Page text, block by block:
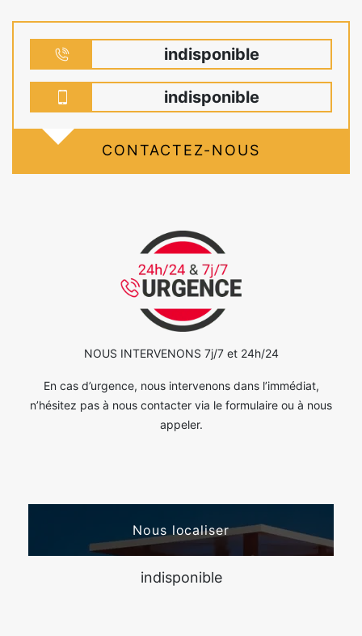
indisponible
indisponible
CONTACTEZ-NOUS
NOUS INTERVENONS 7j/7 et 24h/24
En cas d’urgence, nous intervenons dans l’immédiat,
n’hésitez pas à nous contacter via le formulaire ou à nous
appeler.
Nous localiser
indisponible